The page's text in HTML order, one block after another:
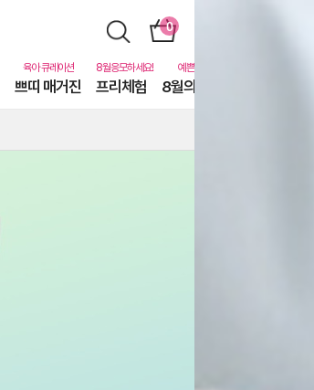
쁘띠 매거진 프리체험 8월의 동물친구들